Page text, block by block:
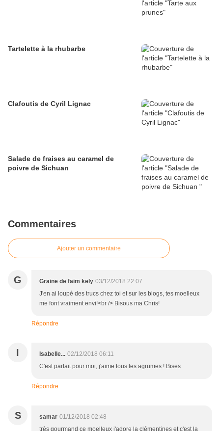
Tartelette à la rhubarbe
Clafoutis de Cyril Lignac
Salade de fraises au caramel de
poivre de Sichuan
Commentaires
Ajouter un commentaire
G Graine de faim kely 03/12/2018 22:07
J'en ai loupé des trucs chez toi et sur les blogs, tes moelleux
me font vraiment envi!<br /> Bisous ma Chris!
Répondre
I Isabelle... 02/12/2018 06:11
C'est parfait pour moi, j'aime tous les agrumes ! Bises
Répondre
S samar 01/12/2018 02:48
très gourmand ce moelleux j'adore la clémentines et c'est la